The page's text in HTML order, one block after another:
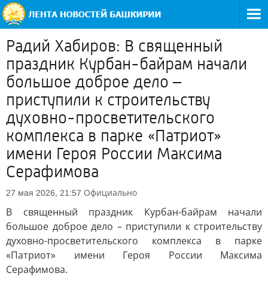
Радий Хабиров: В священный
праздник Курбан-байрам начали
большое доброе дело –
приступили к строительству
духовно-просветительского
комплекса в парке «Патриот»
имени Героя России Максима
Серафимова
27 мая 2026, 21:57 Официально
В священный праздник Курбан-байрам начали
большое доброе дело – приступили к строительству
духовно-просветительского комплекса в парке
«Патриот» имени Героя России Максима
Серафимова.